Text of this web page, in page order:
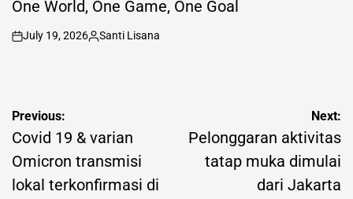
One World, One Game, One Goal
on
July 19, 2026
Posted
Santi Lisana
Post
navigation
Previous:
Covid 19 & varian
Omicron transmisi
lokal terkonfirmasi di
Next:
Pelonggaran aktivitas
tatap muka dimulai
dari Jakarta